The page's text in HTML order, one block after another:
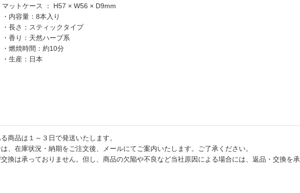
マットケース ： H57 × W56 × D9mm
・内容量：8本入り
・長さ：スティックタイプ
・香り：天然ハーブ系
・燃焼時間：約10分
・生産：日本
商品は１～３日で発送いたします。
、在庫状況・納期をご注文後、メールにてご案内いたします。ご了承ください。
換は承っておりません。但し、商品の欠陥や不良など当社原因による場合には、返品・交換を